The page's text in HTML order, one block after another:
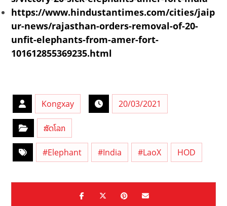
https://www.hindustantimes.com/cities/jaip
ur-news/rajasthan-orders-removal-of-20-
unfit-elephants-from-amer-fort-
101612855369235.html
Kongxay 20/03/2021
ສັດໂລກ
#Elephant #India #LaoX HOD